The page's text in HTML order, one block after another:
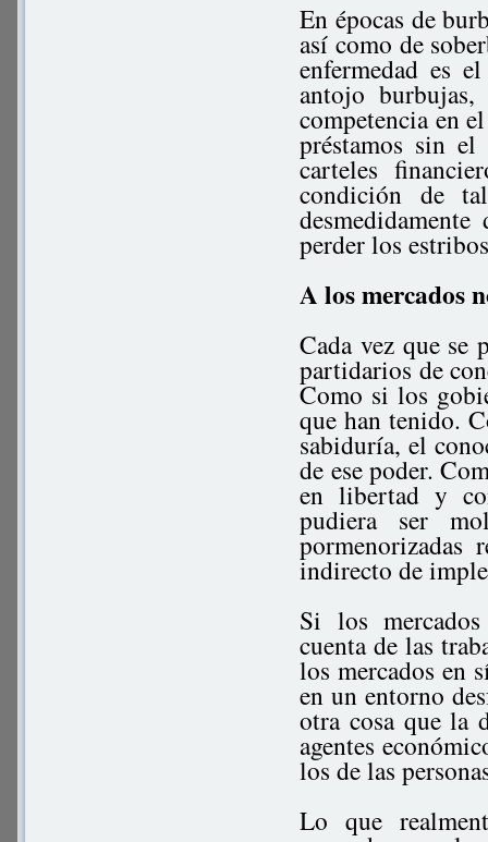
En épocas de
así como de
enfermedad es
antojo
competencia en
préstamos sin
carteles
condición de
perder los
A los mercados
Cada vez que se
partidarios de
Como si los
que han tenido.
sabiduría, el
de ese poder.
en libertad y
pudiera ser
indirecto de
Si los
cuenta de las
los mercados en
en un entorno
otra cosa que la
agentes
los de las
Lo que